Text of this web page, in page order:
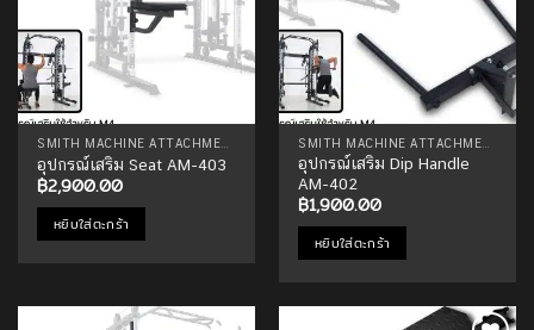
อุปกรณ์เสริม Seat AM-403
฿2,900.00
หยิบใส่ตะกร้า
อุปกรณ์เสริม Dip Handle
AM-402
฿1,900.00
หยิบใส่ตะกร้า